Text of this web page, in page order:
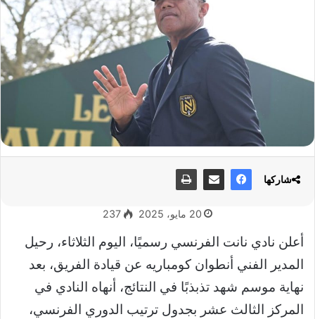
20 مايو، 2025 237
أعلن نادي نانت الفرنسي رسميًا، اليوم الثلاثاء، رحيل
المدير الفني أنطوان كومباريه عن قيادة الفريق، بعد
نهاية موسم شهد تذبذبًا في النتائج، أنهاه النادي في
المركز الثالث عشر بجدول ترتيب الدوري الفرنسي،
شاركها